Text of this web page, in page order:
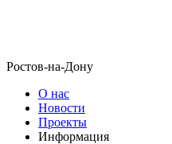
Ростов-на-Дону
О нас
Новости
Проекты
Информация